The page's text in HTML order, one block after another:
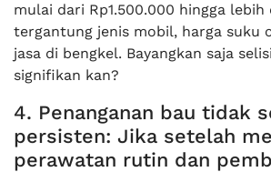
mulai dari Rp1.500.000 hingga lebih
tergantung jenis mobil, harga suku
jasa di bengkel. Bayangkan saja
signifikan kan?
4. Penanganan bau tidak
persisten: Jika setelah
perawatan rutin dan